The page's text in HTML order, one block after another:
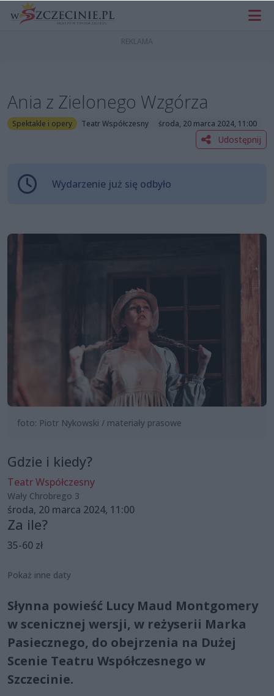
Ania z Zielonego Wzgórza
Spektakle i opery Teatr Współczesny środa, 20 marca 2024, 11:00
Udostępnij
Wydarzenie już się odbyło
foto: Piotr Nykowski / materiały prasowe
Gdzie i kiedy?
Teatr Współczesny
Wały Chrobrego 3
środa, 20 marca 2024, 11:00
Za ile?
35-60 zł
Pokaż inne daty
Słynna powieść Lucy Maud Montgomery
w scenicznej wersji, w reżyserii Marka
Pasiecznego, do obejrzenia na Dużej
Scenie Teatru Współczesnego w
Szczecinie.